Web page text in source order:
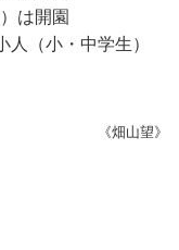
は開園
（小・中学生）
《畑山望》